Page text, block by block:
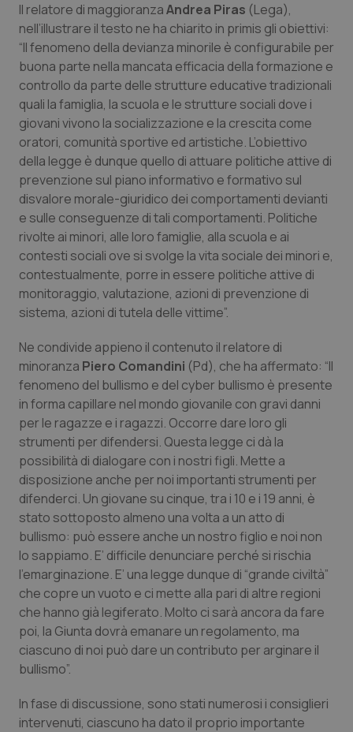
Piemonte
Provincia Autonoma di Bolzano
Provincia Autonoma di Trento
Puglia
Sardegna
Sicilia
Toscana
Umbria
Valle D’Aosta
Veneto
HIV
Infezioni & Febbre
Ipertensione & Scompenso
Malattie rare
Malattia di Crohn & Rettocolite Ulcerosa
Neuroscienze & patologie neurodegenerative
Obesità
Oftalmologia
Oncodermatologia
Oncoematologia
Oncologia & Nutrizione
Psoriasi & pelle
Quotidiano Cardiologia
Quotidiano Chirurgia
Quotidiano Oncologia
Quotidiano Pediatria
Rene & patologie urogenitali
Salute orale & impianti
Il relatore di maggioranzaAndrea Piras (Lega),
nell’illustrare il testo ne ha chiarito in primis gli obiettivi:
“Il fenomeno della devianza minorile è configurabile per
buona parte nella mancata efficacia della formazione e
controllo da parte delle strutture educative tradizionali
quali la famiglia, la scuola e le strutture sociali dove i
giovani vivono la socializzazione e la crescita come
oratori, comunità sportive ed artistiche. L’obiettivo
della legge è dunque quello di attuare politiche attive di
prevenzione sul piano informativo e formativo sul
disvalore morale-giuridico dei comportamenti devianti
e sulle conseguenze di tali comportamenti. Politiche
rivolte ai minori, alle loro famiglie, alla scuola e ai
contesti sociali ove si svolge la vita sociale dei minori e,
contestualmente, porre in essere politiche attive di
monitoraggio, valutazione, azioni di prevenzione di
sistema, azioni di tutela delle vittime”.
Ne condivide appieno il contenuto il relatore di
minoranza Piero Comandini (Pd), che ha affermato: “Il
fenomeno del bullismo e del cyber bullismo è presente
in forma capillare nel mondo giovanile con gravi danni
per le ragazze e i ragazzi. Occorre dare loro gli
strumenti per difendersi. Questa legge ci dà la
possibilità di dialogare con i nostri figli. Mette a
disposizione anche per noi importanti strumenti per
difenderci. Un giovane su cinque, tra i 10 e i 19 anni, è
stato sottoposto almeno una volta a un atto di
bullismo: può essere anche un nostro figlio e noi non
lo sappiamo. E’ difficile denunciare perché si rischia
l’emarginazione. E’ una legge dunque di “grande civiltà”
che copre un vuoto e ci mette alla pari di altre regioni
che hanno già legiferato. Molto ci sarà ancora da fare
poi, la Giunta dovrà emanare un regolamento, ma
ciascuno di noi può dare un contributo per arginare il
bullismo”.
In fase di discussione, sono stati numerosi i consiglieri
intervenuti, ciascuno ha dato il proprio importante